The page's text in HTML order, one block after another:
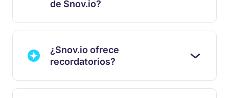
de Snov.io?
¿Snov.io ofrece
recordatorios?